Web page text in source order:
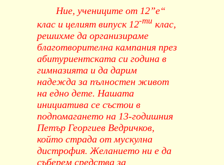
Ние, учениците от 12”е“
клас и целият випуск 12-ти клас,
решихме да организираме
благотворителна кампания през
абитуриентската си година в
гимназията и да дарим
надежда за пълностен живот
на едно дете. Нашата
инициатива се състои в
подпомагането на 13-годишния
Петър Георгиев Ведричков,
който страда от мускулна
дистрофия. Желанието ни е да
съберем средства за